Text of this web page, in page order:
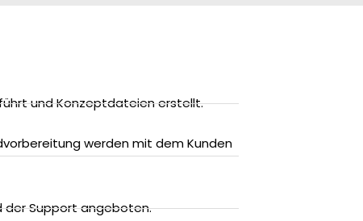
und Konzeptdateien erstellt.
werden mit dem Kunden
der Support angeboten.